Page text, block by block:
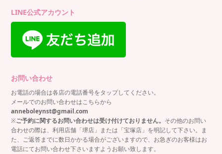
LINE公式アカウント
お問い合わせ
お電話の場合は各店の電話番号をタップしてください。
メールでのお問い合わせはこちらから
anneboleynst@gmail.com
※ご予約に関するお問い合わせは受け付けておりません。 その他のお問い
合わせの際は、利用店舗「堺店」または「宝塚店」を明記して下さい。ま
た、ご返答までに数日かかる場合がございますので、お急ぎのお客様はお
電話にてお問い合わせ下さいますようお願い致します。